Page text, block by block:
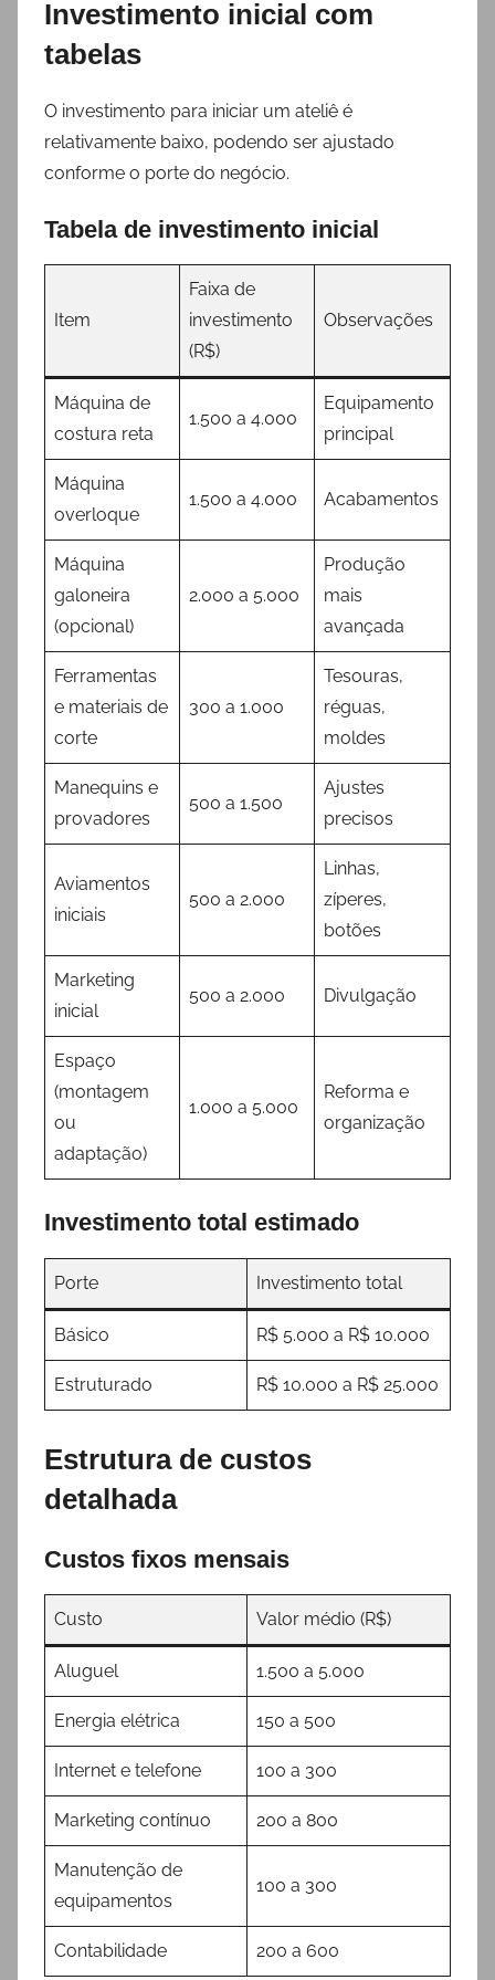
Investimento inicial com
tabelas
O investimento para iniciar um ateliê é
relativamente baixo, podendo ser ajustado
conforme o porte do negócio.
Tabela de investimento inicial
Item
Faixa de
investimento
(R$)
Observações
Máquina de
costura reta
1.500 a 4.000
Equipamento
principal
Máquina
overloque
1.500 a 4.000 Acabamentos
Máquina
galoneira
(opcional)
2.000 a 5.000
Produção
mais
avançada
Ferramentas
e materiais de
corte
300 a 1.000
Tesouras,
réguas,
moldes
Manequins e
provadores
500 a 1.500
Ajustes
precisos
Aviamentos
iniciais
500 a 2.000
Linhas,
zíperes,
botões
Marketing
inicial
500 a 2.000 Divulgação
Espaço
(montagem
ou
adaptação)
1.000 a 5.000
Reforma e
organização
Investimento total estimado
Porte Investimento total
Básico R$ 5.000 a R$ 10.000
Estruturado R$ 10.000 a R$ 25.000
Estrutura de custos
detalhada
Custos fixos mensais
Custo Valor médio (R$)
Aluguel 1.500 a 5.000
Energia elétrica 150 a 500
Internet e telefone 100 a 300
Marketing contínuo 200 a 800
Manutenção de
equipamentos
100 a 300
Contabilidade 200 a 600